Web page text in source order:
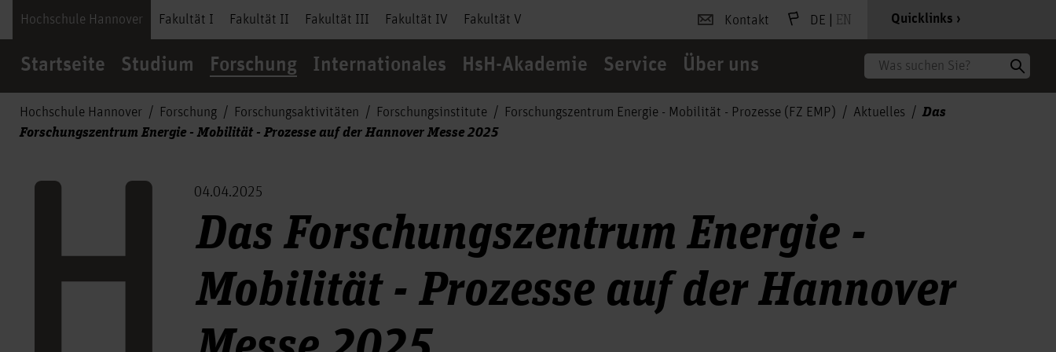
Hochschule Hannover Fakultät I Fakultät II Fakultät III Fakultät IV Fakultät V Kontakt DE | EN Quicklinks
Startseite Studium Forschung Internationales HsH-Akademie Service Über uns Suche
Hochschule Hannover Forschung Forschungsaktivitäten Forschungsinstitute Forschungszentrum Energie - Mobilität - Prozesse (FZ EMP) Aktuelles
Das
Forschungszentrum Energie - Mobilität - Prozesse auf der Hannover Messe 2025
04.04.2025
Das Forschungszentrum Energie -
Mobilität - Prozesse auf der Hannover